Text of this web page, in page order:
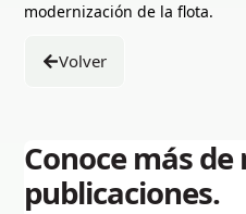
modernización de la flota.
Volver
Conoce más
publicaciones.